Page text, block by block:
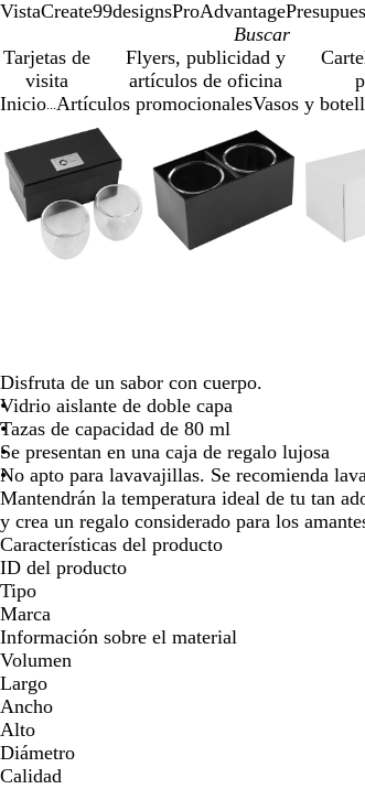
VistaCreate99designsProAdvantage
Tarjetas de
visita
Flyers, publicidad y
artículos de oficina
Inicio Artículos promocionalesVasos y
Imagen
ampliable
Acercado
hasta
mínimo
Haz
clic
para
expandir
Utiliza
las
teclas
de
más
y
menos
y
las
flechas
para
moverte
por
la
imagen
Imagen
ampliable
Acercado
hasta
mínimo
Haz
clic
para
Utiliza
las
teclas
más
y
y
las
flechas
para
moverte
por
la
imagen
Diapositiva
1
de
Disfruta de un sabor con cuerpo.
Vidrio aislante de doble capa
Tazas de capacidad de 80 ml
Se presentan en una caja de regalo lujosa
No apto para lavavajillas. Se recomienda
Mantendrán la temperatura ideal de tu tan
y crea un regalo considerado para los
Características del producto
ID del producto
Tipo
Marca
Información sobre el material
Volumen
Largo
Ancho
Alto
Diámetro
Calidad